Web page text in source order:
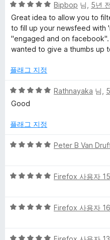
5
점
만
점
에
점
Bipbop 님, 5년 전
Great idea to allow you to
to fill up your newsfeed with
"engaged and on
wanted to give a thumbs up
플래그 지정
5
점
점
5
Rathnayaka 님,
Good
플래그 지정
5
점
점
Peter B Van
5
점
Firefox 사용자
5
Firefox 사용자
5